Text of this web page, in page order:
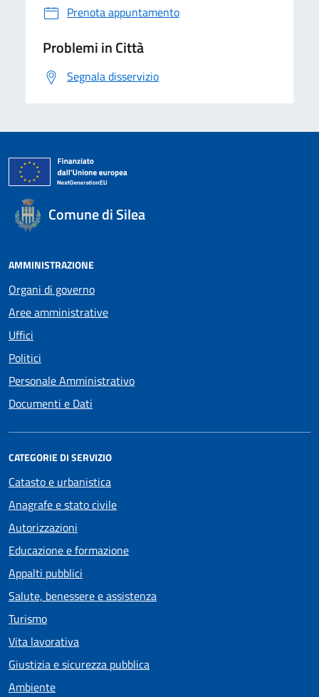
Prenota appuntamento
Problemi in Città
Segnala disservizio
Comune di Silea
AMMINISTRAZIONE
Organi di governo
Aree amministrative
Uffici
Politici
Personale Amministrativo
Documenti e Dati
CATEGORIE DI SERVIZIO
Catasto e urbanistica
Anagrafe e stato civile
Autorizzazioni
Educazione e formazione
Appalti pubblici
Salute, benessere e assistenza
Turismo
Vita lavorativa
Giustizia e sicurezza pubblica
Ambiente